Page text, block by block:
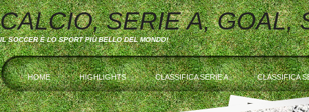
CALCIO, SERIE A, GOAL,
IL SOCCER È LO SPORT PIÙ BELLO DEL MONDO!
HOME HIGHLIGHTS CLASSIFICA SERIE A CLASSIFICA